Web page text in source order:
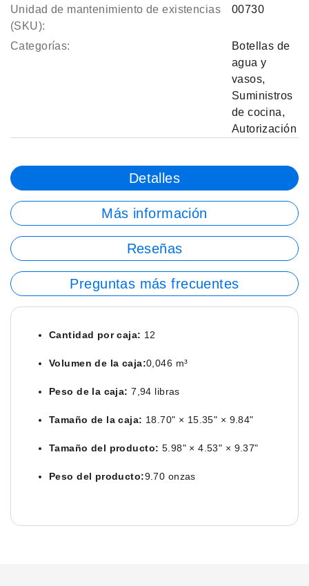
Unidad de mantenimiento de existencias
(SKU):
00730
Categorías:
Botellas de
agua y
vasos,
Suministros
de cocina,
Autorización
Detalles
Más información
Reseñas
Preguntas más frecuentes
Cantidad por caja: 12
Volumen de la caja:0,046 m³
Peso de la caja: 7,94 libras
Tamaño de la caja: 18.70" × 15.35" × 9.84"
Tamaño del producto: 5.98" × 4.53" × 9.37"
Peso del producto:9.70 onzas